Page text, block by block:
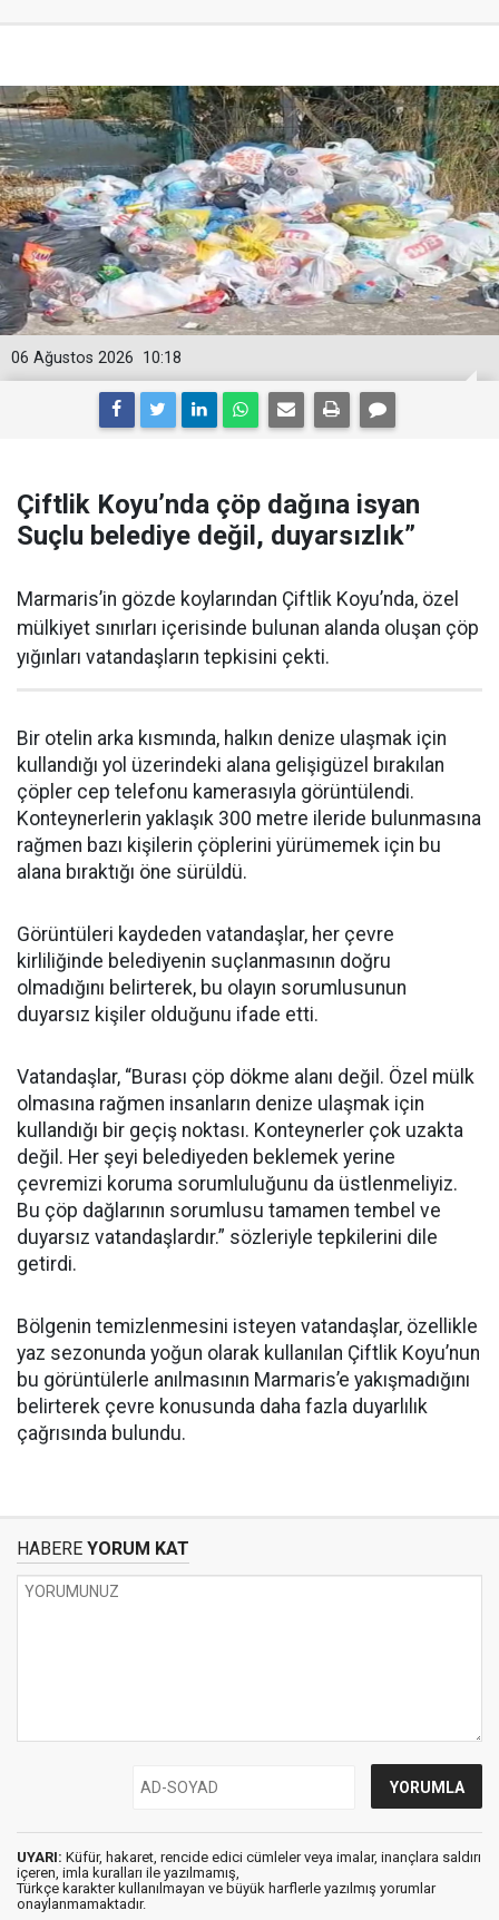
10:18
06 Ağustos 2026
Çiftlik Koyu’nda çöp dağına isyan
Suçlu belediye değil, duyarsızlık”
Marmaris’in gözde koylarından Çiftlik Koyu’nda, özel
mülkiyet sınırları içerisinde bulunan alanda oluşan çöp
yığınları vatandaşların tepkisini çekti.
Bir otelin arka kısmında, halkın denize ulaşmak için
kullandığı yol üzerindeki alana gelişigüzel bırakılan
çöpler cep telefonu kamerasıyla görüntülendi.
Konteynerlerin yaklaşık 300 metre ileride bulunmasına
rağmen bazı kişilerin çöplerini yürümemek için bu
alana bıraktığı öne sürüldü.
Görüntüleri kaydeden vatandaşlar, her çevre
kirliliğinde belediyenin suçlanmasının doğru
olmadığını belirterek, bu olayın sorumlusunun
duyarsız kişiler olduğunu ifade etti.
Vatandaşlar, “Burası çöp dökme alanı değil. Özel mülk
olmasına rağmen insanların denize ulaşmak için
kullandığı bir geçiş noktası. Konteynerler çok uzakta
değil. Her şeyi belediyeden beklemek yerine
çevremizi koruma sorumluluğunu da üstlenmeliyiz.
Bu çöp dağlarının sorumlusu tamamen tembel ve
duyarsız vatandaşlardır.” sözleriyle tepkilerini dile
getirdi.
Bölgenin temizlenmesini isteyen vatandaşlar, özellikle
yaz sezonunda yoğun olarak kullanılan Çiftlik Koyu’nun
bu görüntülerle anılmasının Marmaris’e yakışmadığını
belirterek çevre konusunda daha fazla duyarlılık
çağrısında bulundu.
HABERE YORUM KAT
UYARI: Küfür, hakaret, rencide edici cümleler veya imalar, inançlara saldırı
içeren, imla kuralları ile yazılmamış,
Türkçe karakter kullanılmayan ve büyük harflerle yazılmış yorumlar
onaylanmamaktadır.